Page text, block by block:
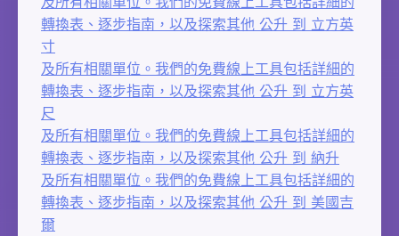
轉換表、逐步指南，以及探索其他 公升 到 立方英
寸
及所有相關單位。我們的免費線上工具包括詳細的
轉換表、逐步指南，以及探索其他 公升 到 立方英
尺
及所有相關單位。我們的免費線上工具包括詳細的
轉換表、逐步指南，以及探索其他 公升 到 納升
及所有相關單位。我們的免費線上工具包括詳細的
轉換表、逐步指南，以及探索其他 公升 到 美國吉
爾